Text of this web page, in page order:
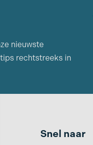
nieuwste
rechtstreeks in
Snel naar